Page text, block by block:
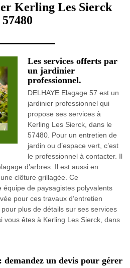
Kerling Les Sierck
57480
Les services offerts par
un jardinier
professionnel.
DELHAYE Elagage 57 est un
jardinier professionnel qui
propose ses services à
Kerling Les Sierck, dans le
57480. Pour un entretien de
jardin ou d’espace vert, c’est
le professionnel à contacter. Il
d’arbres. Il est aussi en
clôture grillagée. Ce
équipe de paysagistes polyvalents
pour ces travaux d’entretien
plus de détails sur ses services
vous êtes à Kerling Les Sierck, dans
un devis pour gérer